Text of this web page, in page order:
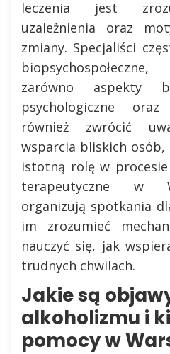
leczenia jest
uzależnienia oraz
zmiany. Specjaliści
zarówno aspekty
psychologiczne
również zwrócić
wsparcia bliskich
istotną rolę w
terapeutyczne w
organizują spotkania
im zrozumieć
nauczyć się, jak
trudnych chwilach.
Jakie są
alkoholizmu i
pomocy w